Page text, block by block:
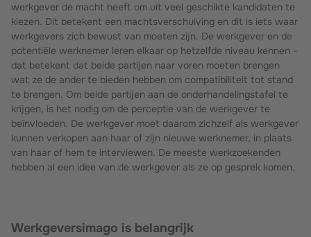
werkgever de macht heeft om uit veel geschikte kandidaten te
kiezen. Dit betekent een machtsverschuiving en dit is iets waar
werkgevers zich bewust van moeten zijn. De werkgever en de
potentiële werknemer leren elkaar op hetzelfde niveau kennen -
dat betekent dat beide partijen naar voren moeten brengen
wat ze de ander te bieden hebben om compatibiliteit tot stand
te brengen. Om beide partijen aan de onderhandelingstafel te
krijgen, is het nodig om de perceptie van de werkgever te
beïnvloeden. De werkgever moet daarom zichzelf als werkgever
kunnen verkopen aan haar of zijn nieuwe werknemer, in plaats
van haar of hem te interviewen. De meeste werkzoekenden
hebben al een idee van de werkgever als ze op gesprek komen.
Werkgeversimago is belangrijk